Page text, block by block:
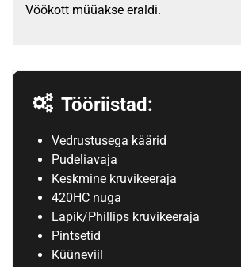
Vöökott müüakse eraldi.
Tööriistad:
Vedrustusega käärid
Pudeliavaja
Keskmine kruvikeeraja
420HC nuga
Lapik/Phillips kruvikeeraja
Pintsetid
Küüneviil